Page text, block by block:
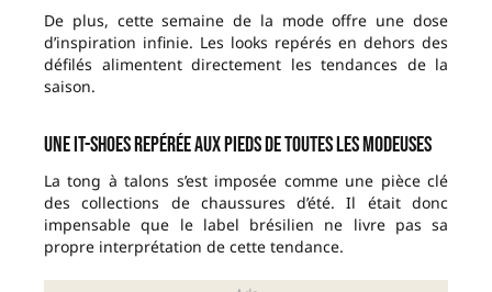
De plus, cette semaine de la mode offre une dose
d’inspiration infinie. Les looks repérés en dehors des
défilés alimentent directement les tendances de la
saison.
Une it-shoes repérée aux pieds de toutes les modeuses
La tong à talons s’est imposée comme une pièce clé
des collections de chaussures d’été. Il était donc
impensable que le label brésilien ne livre pas sa
propre interprétation de cette tendance.